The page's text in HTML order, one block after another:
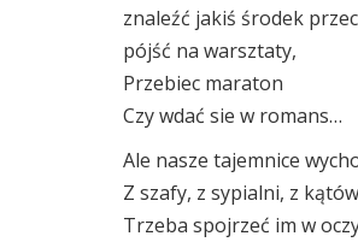
znaleźć jakiś środek
pójść na warsztaty,
Przebiec maraton
Czy wdać sie w romans…
Ale nasze tajemnice
Z szafy, z sypialni, z
Trzeba spojrzeć im w